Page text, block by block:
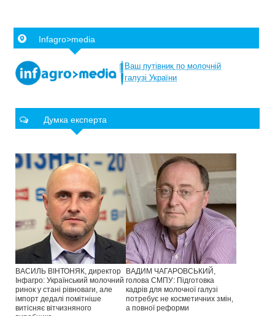
Infagro>media
Ваш путівник по молочній
галузі України
Думка експерта
ВАСИЛЬ ВІНТОНЯК, директор
Інфагро: Український молочний
ринок у стані рівноваги, але
імпорт дедалі помітніше
витісняє вітчизняного
ВАДИМ ЧАГАРОВСЬКИЙ,
голова СМПУ: Підготовка
кадрів для молочної галузі
потребує не косметичних змін,
а повної реформи